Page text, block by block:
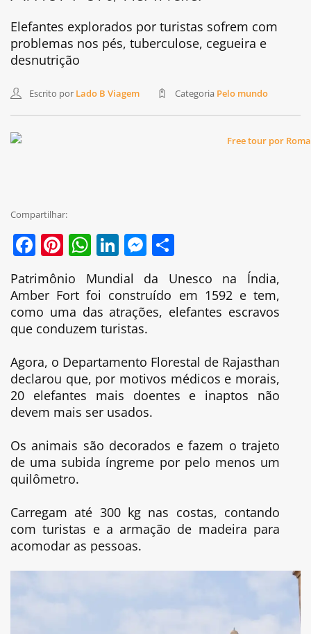
Elefantes explorados por turistas sofrem com
problemas nos pés, tuberculose, cegueira e
desnutrição
Escrito por Lado B Viagem Categoria Pelo mundo
Compartilhar:
Facebook
Pinterest
WhatsApp
LinkedIn
Messenger
Patrimônio Mundial da Unesco na Índia,
Amber Fort foi construído em 1592 e tem,
como uma das atrações, elefantes escravos
que conduzem turistas.
Agora, o Departamento Florestal de Rajasthan
declarou que, por motivos médicos e morais,
20 elefantes mais doentes e inaptos não
devem mais ser usados.
Os animais são decorados e fazem o trajeto
de uma subida íngreme por pelo menos um
quilômetro.
Carregam até 300 kg nas costas, contando
com turistas e a armação de madeira para
acomodar as pessoas.